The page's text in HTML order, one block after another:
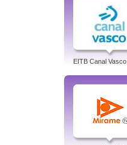
EITB Canal Vasco